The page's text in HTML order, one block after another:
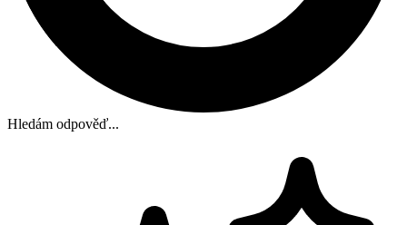
Hledám odpověď...